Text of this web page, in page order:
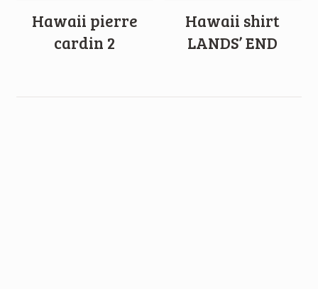
Hawaii pierre
cardin 2
Hawaii shirt
LANDS’ END